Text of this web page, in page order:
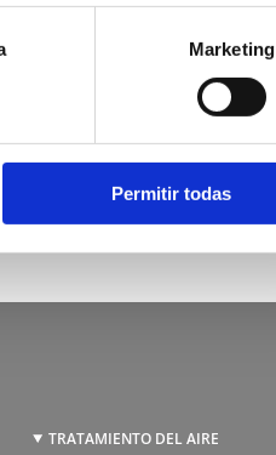
Marketing
Permitir todas
TRATAMIENTO DEL AIRE